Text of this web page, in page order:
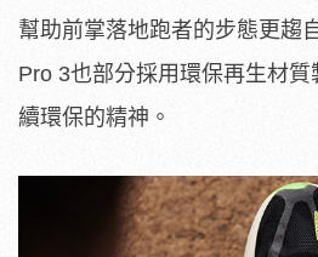
幫助前掌落地跑者的步態更趨
Pro 3也部分採用環保再生材
續環保的精神。